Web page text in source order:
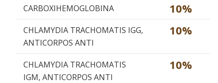
CARBOXIHEMOGLOBINA 10%
CHLAMYDIA TRACHOMATIS IGG,
ANTICORPOS ANTI
10%
CHLAMYDIA TRACHOMATIS
IGM, ANTICORPOS ANTI
10%